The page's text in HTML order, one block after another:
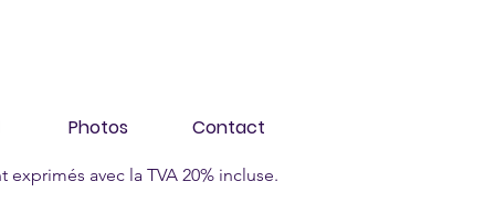
Photos Contact
exprimés avec la TVA 20% incluse.